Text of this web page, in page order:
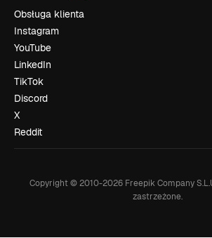
Obsługa klienta
Instagram
YouTube
LinkedIn
TikTok
Discord
X
Reddit
Copyright © 2010-2026Freepik Company
zastrzeżone.